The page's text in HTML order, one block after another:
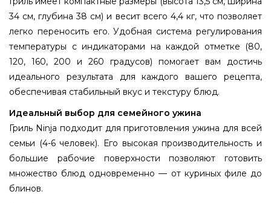
34 см, глубина 38 см) и весит всего 4,4 кг, что позволяет
легко переносить его. Удобная система регулирования
температуры с индикаторами на каждой отметке (80,
120, 160, 200 и 260 градусов) помогает вам достичь
идеального результата для каждого вашего рецепта,
обеспечивая стабильный вкус и текстуру блюд.
Идеальный выбор для семейного ужина
Гриль Ninja подходит для приготовления ужина для всей
семьи (4-6 человек). Его высокая производительность и
большие рабочие поверхности позволяют готовить
множество блюд одновременно — от куриных филе до
блинов.